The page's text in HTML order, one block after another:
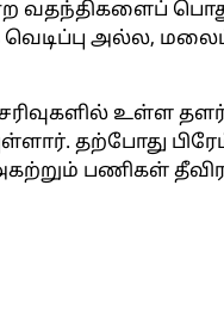
வதந்திகளைப்
அல்ல,
உள்ள
தற்போது
பணிகள்